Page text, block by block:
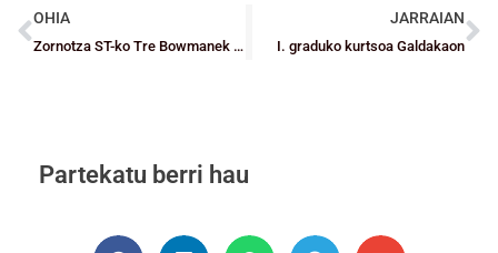
OHIA
Zornotza ST-ko Tre Bowmanek garaipena eman zien saskiratzea lortu zuen azkeneko segundoan
JARRAIAN
I. graduko kurtsoa Galdakaon
Partekatu berri hau